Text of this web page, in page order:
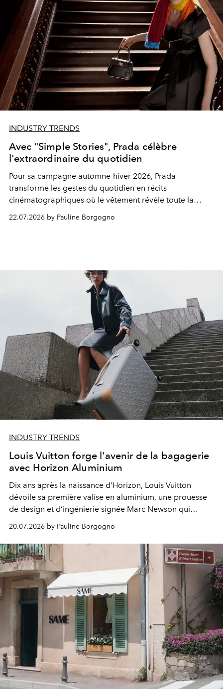
INDUSTRY TRENDS
Avec "Simple Stories", Prada célèbre
l'extraordinaire du quotidien
Pour sa campagne automne-hiver 2026, Prada
transforme les gestes du quotidien en récits
cinématographiques où le vêtement révèle toute la
22.07.2026 by Pauline Borgogno
INDUSTRY TRENDS
Louis Vuitton forge l'avenir de la bagagerie
avec Horizon Aluminium
Dix ans après la naissance d’Horizon, Louis Vuitton
dévoile sa première valise en aluminium, une prouesse
de design et d’ingénierie signée Marc Newson qui
20.07.2026 by Pauline Borgogno